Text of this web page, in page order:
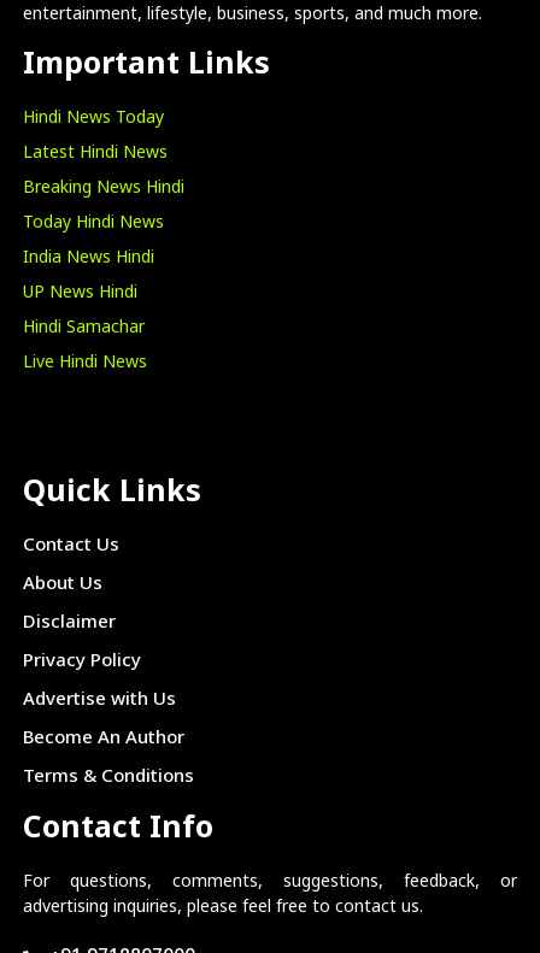
entertainment, lifestyle, business, sports, and much more.
Important Links
Hindi News Today
Latest Hindi News
Breaking News Hindi
Today Hindi News
India News Hindi
UP News Hindi
Hindi Samachar
Live Hindi News
Quick Links
Contact Us
About Us
Disclaimer
Privacy Policy
Advertise with Us
Become An Author
Terms & Conditions
Contact Info
For questions, comments, suggestions, feedback, or
advertising inquiries, please feel free to contact us.